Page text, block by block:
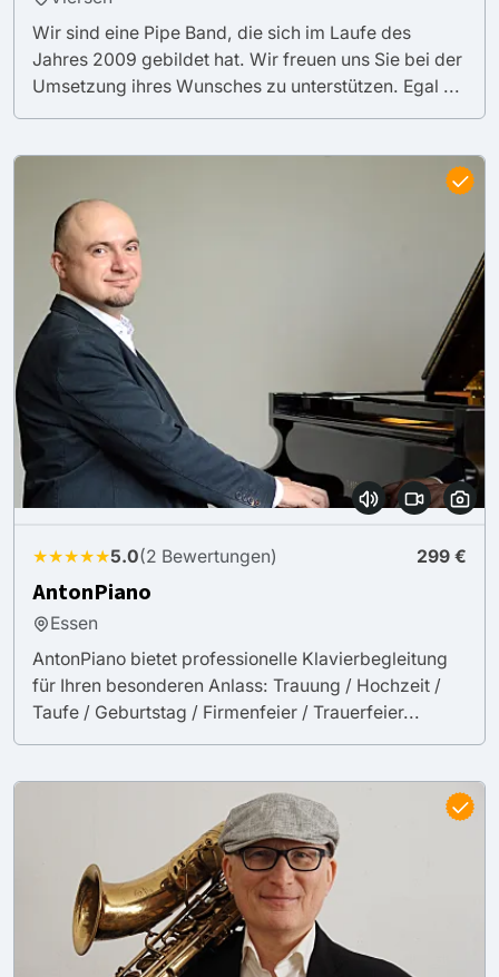
Wir sind eine Pipe Band, die sich im Laufe des
Jahres 2009 gebildet hat. Wir freuen uns Sie bei der
Umsetzung ihres Wunsches zu unterstützen. Egal ...
★★★★★5.0(2 Bewertungen) 299 €
AntonPiano
Essen
AntonPiano bietet professionelle Klavierbegleitung
für Ihren besonderen Anlass: Trauung / Hochzeit /
Taufe / Geburtstag / Firmenfeier / Trauerfeier...